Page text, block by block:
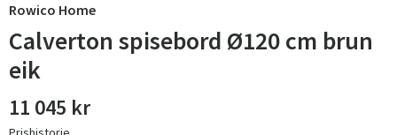
Rowico Home
Calverton spisebord Ø120 cm brun
eik
11 045 kr